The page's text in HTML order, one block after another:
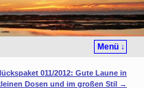
Menü ↓
011/2012: Gute Laune in
Dosen und im großen Stil →